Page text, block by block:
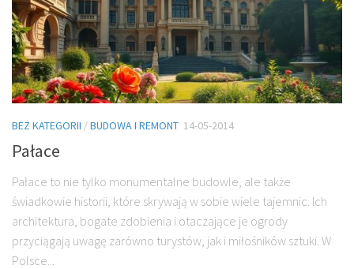
BEZ KATEGORII /BUDOWA I REMONT 14-05-2014
Pałace
Pałace to nie tylko monumentalne budowle, ale także
świadkowie historii, które skrywają w sobie wiele tajemnic. Ich
architektura, bogate zdobienia i otaczające je ogrody
przyciągają uwagę zarówno turystów, jak i miłośników sztuki. W
Polsce...